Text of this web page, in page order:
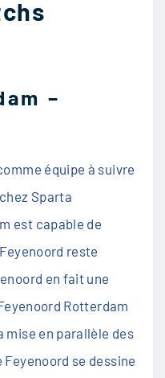
–
équipe à suivre
Sparta
est capable de
reste
en fait une
Rotterdam
mise en parallèle des
se dessine